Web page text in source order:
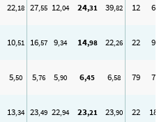
22,18 27,55 12,04 24,31 39,82 12 6
10,51 16,57 9,34 14,98 22,26 22 9
5,50 5,76 5,90 6,45 6,58 79 7
13,34 23,49 22,94 23,21 23,90 22 18